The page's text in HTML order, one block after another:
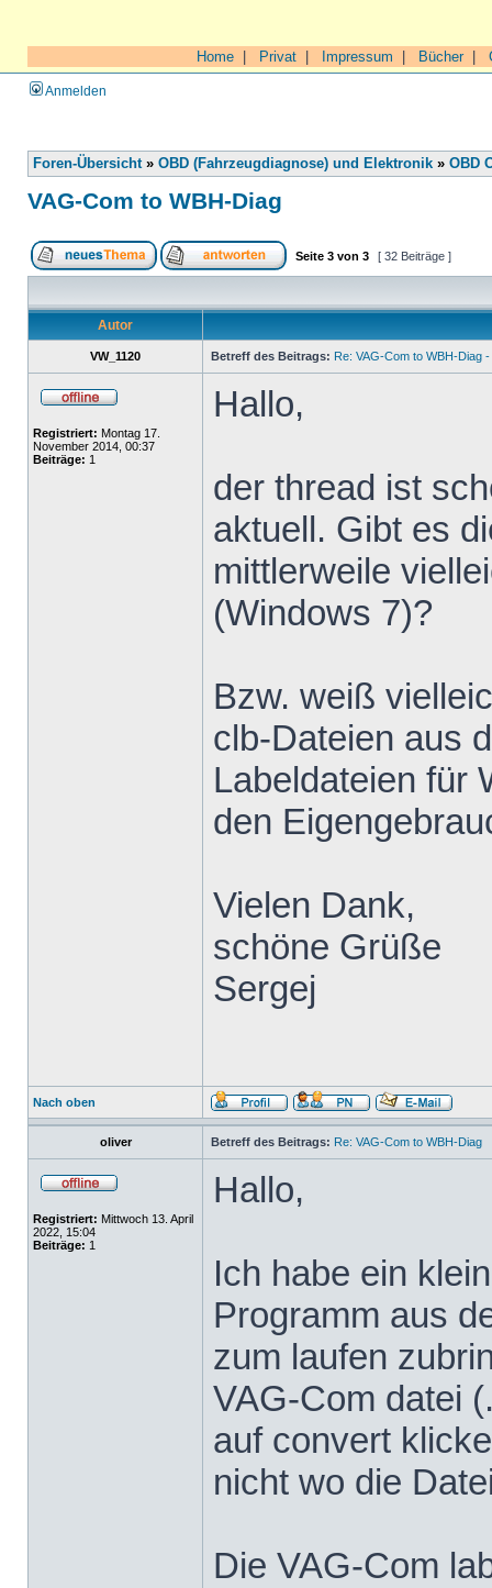
Home Privat Impressum Bücher|
Anmelden
Foren-Übersicht» OBD (Fahrzeugdiagnose) und Elektronik » OBD
VAG-Com to WBH-Diag
Seite 3 von 3 [ 32 Beiträge ]
Autor
VW_1120 Betreff des Beitrags: Re: VAG-Com to WBH-Diag
Registriert: Montag 17.
November 2014, 00:37
Beiträge: 1
Hallo,
der thread ist
aktuell. Gibt es
mittlerweile
(Windows 7)?
Bzw. weiß
clb-Dateien aus
Labeldateien für
den
Vielen Dank,
schöne Grüße
Sergej
Nach oben
oliver Betreff des Beitrags: Re: VAG-Com to WBH-Diag
Registriert: Mittwoch 13. April
2022, 15:04
Beiträge: 1
Hallo,
Ich habe ein
Programm aus
zum laufen
VAG-Com datei
auf convert
nicht wo die
Die VAG-Com